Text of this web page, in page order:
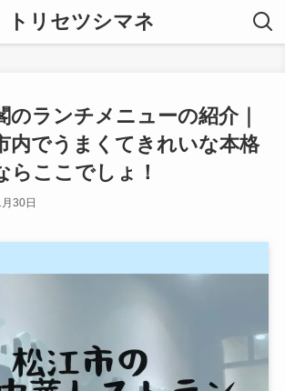
トリセツシマネ
のランチメニューの紹介｜
内でうまくてきれいな本格
らここでしょ！
30日